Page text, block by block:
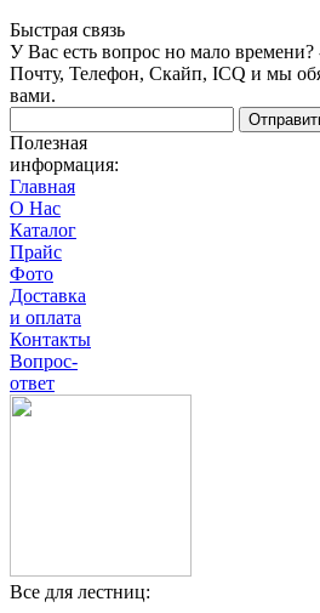
Быстрая связь
У Вас есть вопрос но мало времени?
Почту, Телефон, Скайп, ICQ и мы
вами.
Полезная
информация:
Главная
О Нас
Каталог
Прайс
Фото
Доставка
и оплата
Контакты
Вопрос-
ответ
Все для лестниц: